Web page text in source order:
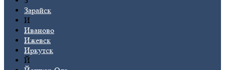
Зарайск
И
Иваново
Ижевск
Иркутск
Й